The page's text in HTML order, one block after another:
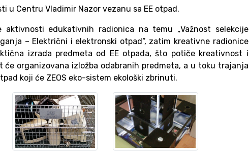
u Centru Vladimir Nazor vezanu sa EE otpad.
edukativnih radionica na temu „Važnost selekcije
– Električni i elektronski otpad“, zatim kreativne radionice
izrada predmeta od EE otpada,što potiče kreativnost i
će organizovana izložba odabranih predmeta, a u toku trajanja
koji će ZEOS eko-sistem ekološki zbrinuti.